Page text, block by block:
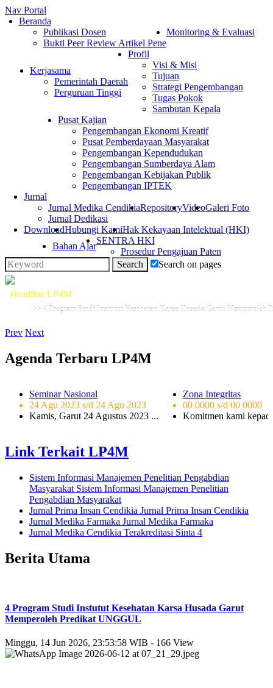
Nav Portal
Beranda
Publikasi Dosen
Bukti Peer Review Artikel Pene
Monitoring & Evaluasi
Kerjasama
Pemerintah Daerah
Perguruan Tinggi
Profil
Visi & Misi
Tujuan
Strategi Pengembangan
Tugas Pokok
Sambutan Kepala
Pusat Kajian
Pengembangan Ekonomi Kreatif
Pusat Pemberdayaan Masyarakat
Pengembangan Kependudukan
Pengembangan Sumberdaya Alam
Pengembangan Kebijakan Publik
Pengembangan IPTEK
Jurnal
Jurnal Medika Cendikia
Jurnal Dedikasi
RepositoryVideoGaleri Foto
DownloadHubungi KamiHak Kekayaan Intelektual (HKI)
Bahan Ajar
SENTRA HKI
Prosedur Pengajuan Paten
Search on pages
Headline LP4M
>> 4 Program Studi Instutut Kesehatan Karsa Husada Garut Memperoleh
Prev Next
Agenda Terbaru LP4M
Seminar Nasional
24 Agu 2023 s/d 24 Agu 2023
Kamis, Garut 24 Agustus 2023 ...
Zona Integritas
00 0000 s/d 00 0000
Komitmen kami
Link Terkait LP4M
Sistem Informasi Manajemen Penelitian Pengabdian
Masyarakat Sistem Informasi Manajemen Penelitian
Pengabdian Masyarakat
Jurnal Prima Insan Cendikia Jurnal Prima Insan Cendikia
Jurnal Medika Farmaka Jurnal Medika Farmaka
Jurnal Medika Cendikia Terakreditasi Sinta 4
Berita Utama
4 Program Studi Instutut Kesehatan Karsa Husada Garut
Memperoleh Predikat UNGGUL
Minggu, 14 Jun 2026, 23:53:58 WIB - 166 View